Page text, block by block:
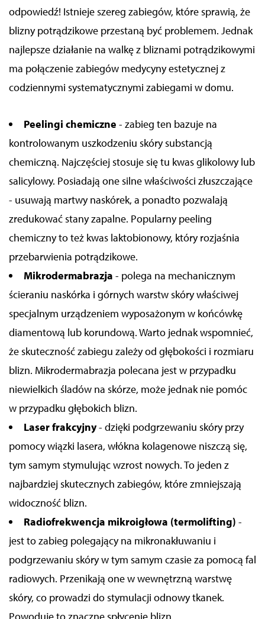
odpowiedź! Istnieje szereg zabiegów, które sprawią, że
blizny potrądzikowe przestaną być problemem. Jednak
najlepsze działanie na walkę z bliznami potrądzikowymi
ma połączenie zabiegów medycyny estetycznej z
codziennymi systematycznymi zabiegami w domu.
Peelingi chemiczne - zabieg ten bazuje na
kontrolowanym uszkodzeniu skóry substancją
chemiczną. Najczęściej stosuje się tu kwas glikolowy lub
salicylowy. Posiadają one silne właściwości złuszczające
- usuwają martwy naskórek, a ponadto pozwalają
zredukować stany zapalne. Popularny peeling
chemiczny to też kwas laktobionowy, który rozjaśnia
przebarwienia potrądzikowe.
Mikrodermabrazja - polega na mechanicznym
ścieraniu naskórka i górnych warstw skóry właściwej
specjalnym urządzeniem wyposażonym w końcówkę
diamentową lub korundową. Warto jednak wspomnieć,
że skuteczność zabiegu zależy od głębokości i rozmiaru
blizn. Mikrodermabrazja polecana jest w przypadku
niewielkich śladów na skórze, może jednak nie pomóc
w przypadku głębokich blizn.
Laser frakcyjny- dzięki podgrzewaniu skóry przy
pomocy wiązki lasera, włókna kolagenowe niszczą się,
tym samym stymulując wzrost nowych. To jeden z
najbardziej skutecznych zabiegów, które zmniejszają
widoczność blizn.
Radiofrekwencja mikroigłowa (termolifting) -
jest to zabieg polegający na mikronakłuwaniu i
podgrzewaniu skóry w tym samym czasie za pomocą fal
radiowych. Przenikają one w wewnętrzną warstwę
skóry, co prowadzi do stymulacji odnowy tkanek.
Powoduje to znaczne spłycenie blizn.